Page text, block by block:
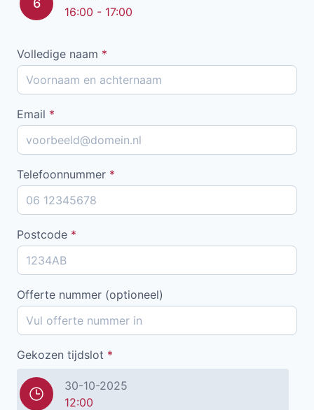
6
16:00 - 17:00
Volledige naam *
Email *
Telefoonnummer *
Postcode *
Offerte nummer (optioneel)
Gekozen tijdslot *
30-10-2025
12:00